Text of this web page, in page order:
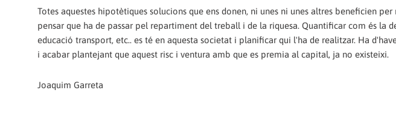
Totes aquestes hipotètiques solucions que ens donen, ni unes ni unes altres beneficien
pensar que ha de passar pel repartiment del treball i de la riquesa. Quantificar com és la
educació transport, etc.. es té en aquesta societat i planificar qui l'ha de realitzar. Ha
i acabar plantejant que aquest risc i ventura amb que es premia al capital, ja no existeixi.
Joaquim Garreta